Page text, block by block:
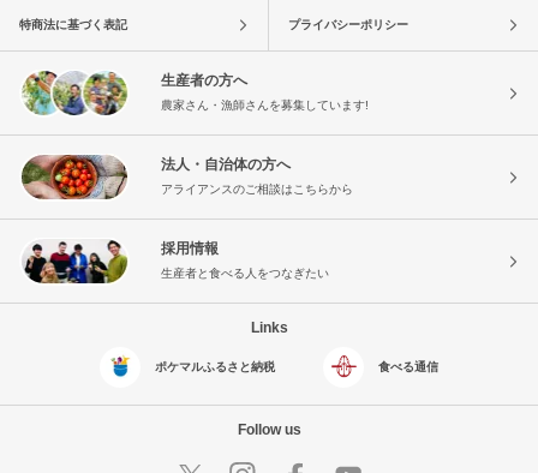
特商法に基づく表記 プライバシーポリシー
生産者の方へ
農家さん・漁師さんを募集しています!
法人・自治体の方へ
アライアンスのご相談はこちらから
採用情報
生産者と食べる人をつなぎたい
Links
ポケマルふるさと納税 食べる通信
Follow us